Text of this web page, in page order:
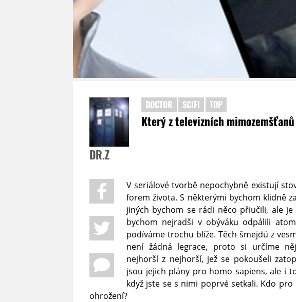
DR.Z
DOCTOR SCIFI TOP
Který z televizních
V seriálové tvorbě nepochybně existují
forem života. S některými bychom klidně
jiných bychom se rádi něco přiučili, ale
bychom nejradši v obýváku odpálili
podíváme trochu blíže. Těch šmejdů z
není žádná legrace, proto si určíme
nejhorší z nejhorší, jež se pokoušeli
jsou jejich plány pro homo sapiens, ale i
když jste se s nimi poprvé setkali. Kdo
ohrožení?